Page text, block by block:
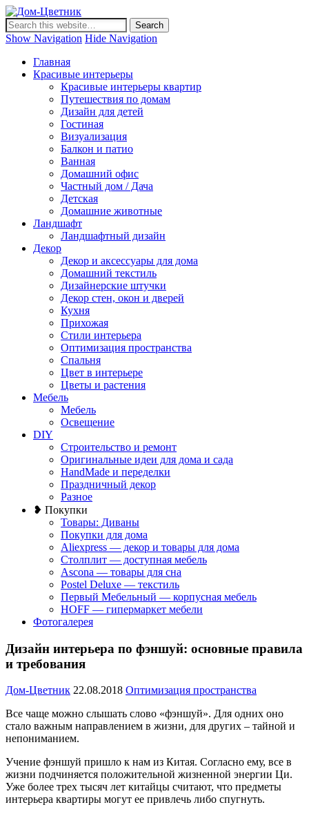
Дизайн интерьера и ландшафта, декор и обустройство дома.
Идеи со всего мира.
Show Navigation Hide Navigation
Главная
Красивые интерьеры
Красивые интерьеры квартир
Путешествия по домам
Дизайн для детей
Гостиная
Визуализация
Балкон и патио
Ванная
Домашний офис
Частный дом / Дача
Детская
Домашние животные
Ландшафт
Ландшафтный дизайн
Декор
Декор и аксессуары для дома
Домашний текстиль
Дизайнерские штучки
Декор стен, окон и дверей
Кухня
Прихожая
Стили интерьера
Оптимизация пространства
Спальня
Цвет в интерьере
Цветы и растения
Мебель
Мебель
Освещение
DIY
Строительство и ремонт
Оригинальные идеи для дома и сада
HandMade и переделки
Праздничный декор
Разное
❥ Покупки
Товары: Диваны
Покупки для дома
Aliexpress — декор и товары для дома
Столплит — доступная мебель
Ascona — товары для сна
Postel Deluxe — текстиль
Первый Мебельный — корпусная мебель
HOFF — гипермаркет мебели
Фотогалерея
Дизайн интерьера по фэншуй: основные правила
и требования
Дом-Цветник 22.08.2018 Оптимизация пространства
Все чаще можно слышать слово «фэншуй». Для одних оно
стало важным направлением в жизни, для других – тайной и
непониманием.
Учение фэншуй пришло к нам из Китая. Согласно ему, все в
жизни подчиняется положительной жизненной энергии Ци.
Уже более трех тысяч лет китайцы считают, что предметы
интерьера квартиры могут ее привлечь либо спугнуть.